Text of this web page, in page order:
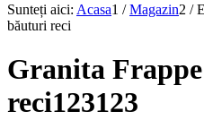
Sunteți aici: Acasa1 / Magazin2 /
băuturi reci
Granita
reci123123